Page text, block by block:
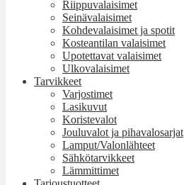
Riippuvalaisimet
Seinävalaisimet
Kohdevalaisimet ja spotit
Kosteantilan valaisimet
Upotettavat valaisimet
Ulkovalaisimet
Tarvikkeet
Varjostimet
Lasikuvut
Koristevalot
Jouluvalot ja pihavalosarjat
Lamput/Valonlähteet
Sähkötarvikkeet
Lämmittimet